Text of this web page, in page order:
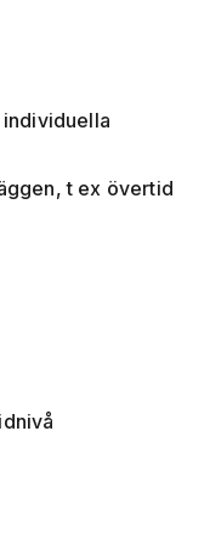
t ex övertid